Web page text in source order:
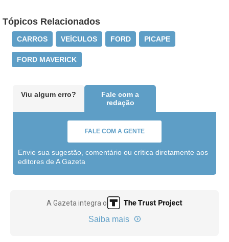
Tópicos Relacionados
CARROS VEÍCULOS FORD PICAPE
FORD MAVERICK
Viu algum erro?
Fale com a
redação
FALE COM A GENTE
Envie sua sugestão, comentário ou crítica diretamente aos
editores de A Gazeta
A Gazeta integra o
Saiba mais